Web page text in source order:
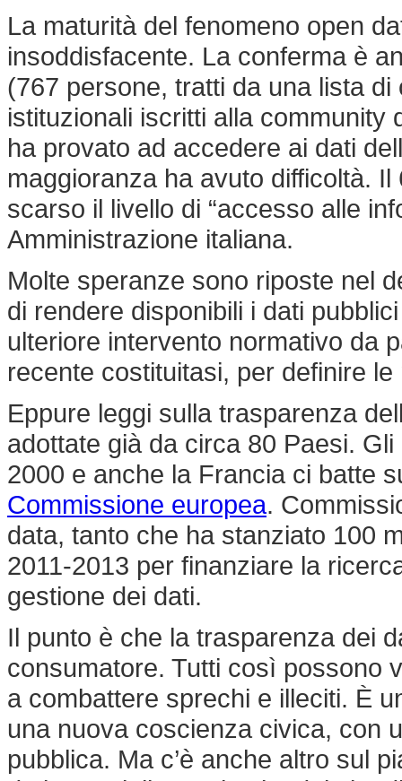
La maturità del fenomeno open
insoddisfacente. La conferma è
(767 persone, tratti da una lista
istituzionali iscritti alla
ha provato ad accedere ai dati
maggioranza ha avuto difficoltà.
scarso il livello di “accesso alle
Amministrazione italiana.
Molte speranze sono riposte nel
di rendere disponibili i dati
ulteriore intervento normativo da
recente costituitasi, per definire
Eppure leggi sulla trasparenza
adottate già da circa 80 Paesi.
2000 e anche la Francia ci batte
Commissione europea.
data, tanto che ha stanziato 100
2011-2013 per finanziare la
gestione dei dati.
Il punto è che la trasparenza dei
consumatore. Tutti così possono
a combattere sprechi e illeciti. È
una nuova coscienza civica, con
pubblica. Ma c’è anche altro sul